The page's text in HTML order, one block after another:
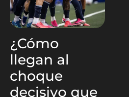
¿Cómo
llegan al
choque
decisivo que